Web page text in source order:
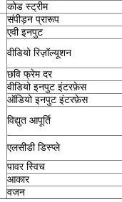
कोड स्ट्रीम
संपीड़न प्रारूप
एवी इनपुट
वीडियो रिज़ॉल्यूशन
छवि फ्रेम दर
वीडियो इनपुट इंटरफ़ेस
ऑडियो इनपुट इंटरफ़ेस
विद्युत आपूर्ति
एलसीडी डिस्प्ले
पावर स्विच
आकार
वजन